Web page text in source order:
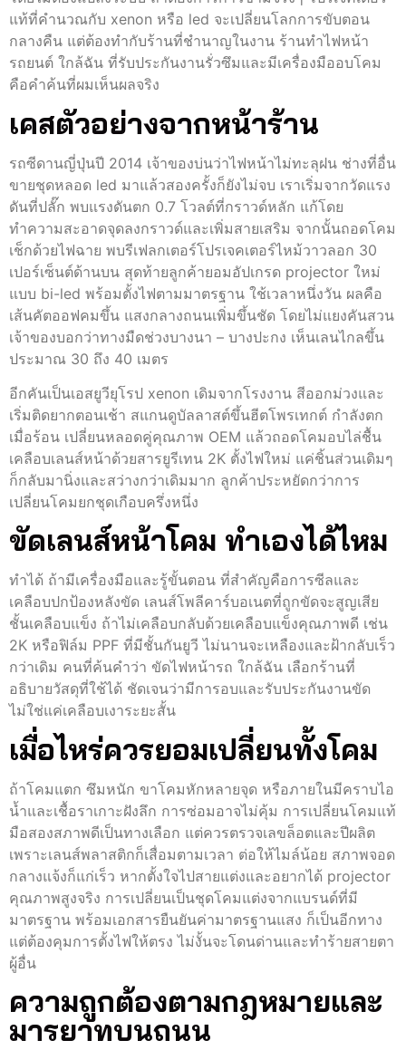
แท้ที่คำนวณกับ xenon หรือ led จะเปลี่ยนโลกการขับตอน
กลางคืน แต่ต้องทำกับร้านที่ชำนาญในงาน ร้านทําไฟหน้า
รถยนต์ ใกล้ฉัน ที่รับประกันงานรั่วซึมและมีเครื่องมืออบโคม
คือคำค้นที่ผมเห็นผลจริง
เคสตัวอย่างจากหน้าร้าน
รถซีดานญี่ปุ่นปี 2014 เจ้าของบ่นว่าไฟหน้าไม่ทะลุฝน ช่างที่อื่น
ขายชุดหลอด led มาแล้วสองครั้งก็ยังไม่จบ เราเริ่มจากวัดแรง
ดันที่ปลั๊ก พบแรงดันตก 0.7 โวลต์ที่กราวด์หลัก แก้โดย
ทำความสะอาดจุดลงกราวด์และเพิ่มสายเสริม จากนั้นถอดโคม
เช็กด้วยไฟฉาย พบรีเฟลกเตอร์โปรเจคเตอร์ไหม้วาวลอก 30
เปอร์เซ็นต์ด้านบน สุดท้ายลูกค้ายอมอัปเกรด projector ใหม่
แบบ bi-led พร้อมตั้งไฟตามมาตรฐาน ใช้เวลาหนึ่งวัน ผลคือ
เส้นคัตออฟคมขึ้น แสงกลางถนนเพิ่มขึ้นชัด โดยไม่แยงคันสวน
เจ้าของบอกว่าทางมืดช่วงบางนา – บางปะกง เห็นเลนไกลขึ้น
ประมาณ 30 ถึง 40 เมตร
อีกคันเป็นเอสยูวียุโรป xenon เดิมจากโรงงาน สีออกม่วงและ
เริ่มติดยากตอนเช้า สแกนดูบัลลาสต์ขึ้นฮีตโพรเทกต์ กำลังตก
เมื่อร้อน เปลี่ยนหลอดคู่คุณภาพ OEM แล้วถอดโคมอบไล่ชื้น
เคลือบเลนส์หน้าด้วยสารยูรีเทน 2K ตั้งไฟใหม่ แค่ชิ้นส่วนเดิมๆ
ก็กลับมานิ่งและสว่างกว่าเดิมมาก ลูกค้าประหยัดกว่าการ
เปลี่ยนโคมยกชุดเกือบครึ่งหนึ่ง
ขัดเลนส์หน้าโคม ทำเองได้ไหม
ทำได้ ถ้ามีเครื่องมือและรู้ขั้นตอน ที่สำคัญคือการซีลและ
เคลือบปกป้องหลังขัด เลนส์โพลีคาร์บอเนตที่ถูกขัดจะสูญเสีย
ชั้นเคลือบแข็ง ถ้าไม่เคลือบกลับด้วยเคลือบแข็งคุณภาพดี เช่น
2K หรือฟิล์ม PPF ที่มีชั้นกันยูวี ไม่นานจะเหลืองและฝ้ากลับเร็ว
กว่าเดิม คนที่ค้นคำว่า ขัดไฟหน้ารถ ใกล้ฉัน เลือกร้านที่
อธิบายวัสดุที่ใช้ได้ ชัดเจนว่ามีการอบและรับประกันงานขัด
ไม่ใช่แค่เคลือบเงาระยะสั้น
เมื่อไหร่ควรยอมเปลี่ยนทั้งโคม
ถ้าโคมแตก ซึมหนัก ขาโคมหักหลายจุด หรือภายในมีคราบไอ
น้ำและเชื้อราเกาะฝังลึก การซ่อมอาจไม่คุ้ม การเปลี่ยนโคมแท้
มือสองสภาพดีเป็นทางเลือก แต่ควรตรวจเลขล็อตและปีผลิต
เพราะเลนส์พลาสติกก็เสื่อมตามเวลา ต่อให้ไมล์น้อย สภาพจอด
กลางแจ้งก็แก่เร็ว หากตั้งใจไปสายแต่งและอยากได้ projector
คุณภาพสูงจริง การเปลี่ยนเป็นชุดโคมแต่งจากแบรนด์ที่มี
มาตรฐาน พร้อมเอกสารยืนยันค่ามาตรฐานแสง ก็เป็นอีกทาง
แต่ต้องคุมการตั้งไฟให้ตรง ไม่งั้นจะโดนด่านและทำร้ายสายตา
ผู้อื่น
ความถูกต้องตามกฎหมายและ
มารยาทบนถนน